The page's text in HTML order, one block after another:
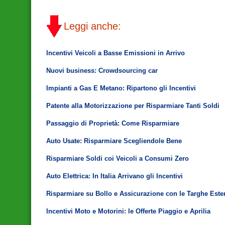
Leggi anche:
Incentivi Veicoli a Basse Emissioni in Arrivo
Nuovi business: Crowdsourcing car
Impianti a Gas E Metano: Ripartono gli Incentivi
Patente alla Motorizzazione per Risparmiare Tanti Soldi
Passaggio di Proprietà: Come Risparmiare
Auto Usate: Risparmiare Scegliendole Bene
Risparmiare Soldi coi Veicoli a Consumi Zero
Auto Elettrica: In Italia Arrivano gli Incentivi
Risparmiare su Bollo e Assicurazione con le Targhe
Incentivi Moto e Motorini: le Offerte Piaggio e Aprilia